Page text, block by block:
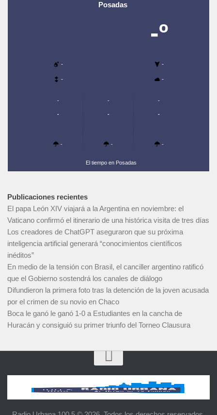
Posadas
-º
- -
- -
-
-
-
-
-
-
-
-
-
El tiempo en Posadas
Publicaciones recientes
El papa León XIV viajará a la Argentina en noviembre: el
Vaticano confirmó el itinerario de una histórica visita de tres días
Los creadores de ChatGPT aseguraron que su próxima
inteligencia artificial generará “conocimientos científicos
inéditos”
En medio de la tensión con Brasil, el canciller argentino ratificó
que el Gobierno sostendrá los canales de diálogo
Difundieron la primera foto tras la detención de la joven acusada
por el crimen de su novio en Chaco
Boca le ganó le ganó 1-0 a Estudiantes en la cancha de
Huracán y consiguió su primer triunfo del Torneo Clausura